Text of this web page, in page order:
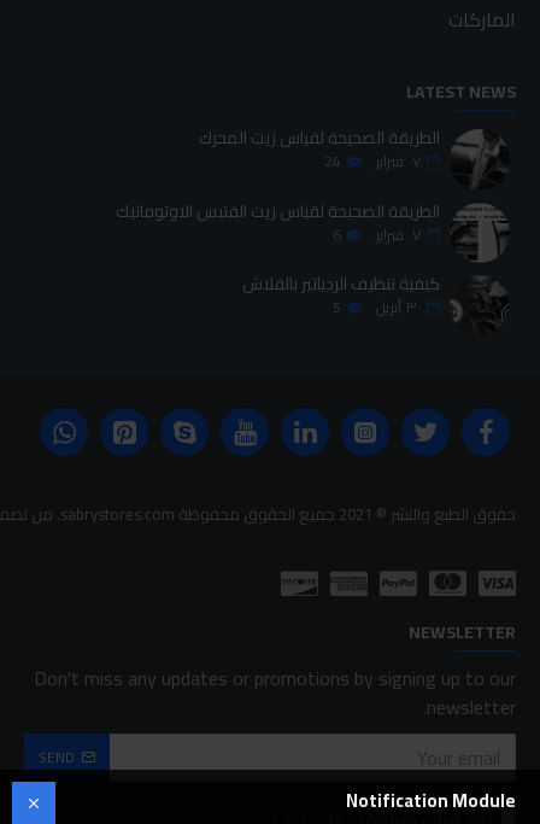
الماركات
LATEST NEWS
الطريقة الصحيحة لقياس زيت المحرك
٠٧ فبراير 24
الطريقة الصحيحة لقياس زيت الفتيس الاوتوماتيك
٠٧ فبراير 6
كيفية تنظيف الردياتير بالفلاش
٣٠ أبريل 5
حقوق الطبع والنشر © 2021 جميع الحقوق محفوظة sabrystores.com. من تصميم-
NEWSLETTER
Don't miss any updates or promotions by signing up to our
newsletter.
SEND
Notification Module